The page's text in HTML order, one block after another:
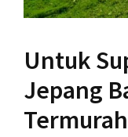
Untuk
Jepang
Termurah